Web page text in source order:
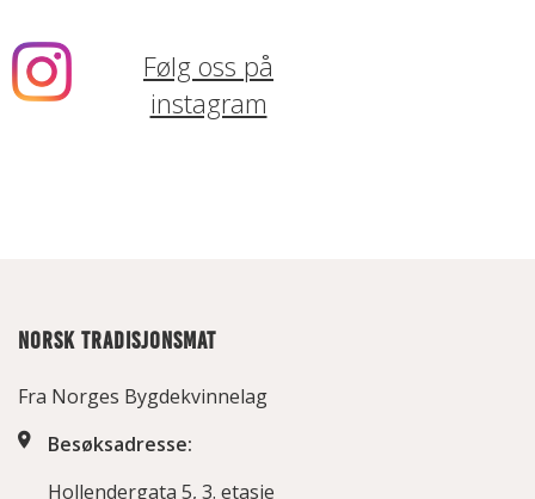
Følg oss på
instagram
NORSK TRADISJONSMAT
Fra Norges Bygdekvinnelag
Besøksadresse:
Hollendergata 5, 3. etasje